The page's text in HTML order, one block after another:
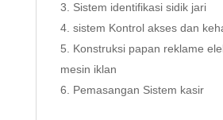
Sistem identifikasi sidik jari
sistem Kontrol akses dan
Konstruksi papan reklame
mesin iklan
Pemasangan Sistem kasir